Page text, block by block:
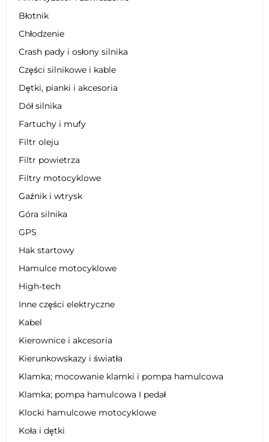
Błotnik
Chłodzenie
Crash pady i osłony silnika
Części silnikowe i kable
Dętki, pianki i akcesoria
Dół silnika
Fartuchy i mufy
Filtr oleju
Filtr powietrza
Filtry motocyklowe
Gaźnik i wtrysk
Góra silnika
GPS
Hak startowy
Hamulce motocyklowe
High-tech
Inne części elektryczne
Kabel
Kierownice i akcesoria
Kierunkowskazy i światła
Klamka; mocowanie klamki i pompa hamulcowa
Klamka; pompa hamulcowa I pedał
Klocki hamulcowe motocyklowe
Koła i dętki